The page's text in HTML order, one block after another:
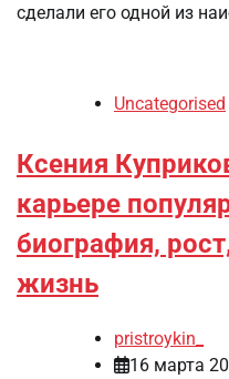
сделали его одной из
Uncategorised
Ксения
карьере
биография,
жизнь
pristroykin_
16 марта